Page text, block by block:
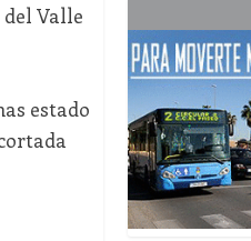
Valle
estado